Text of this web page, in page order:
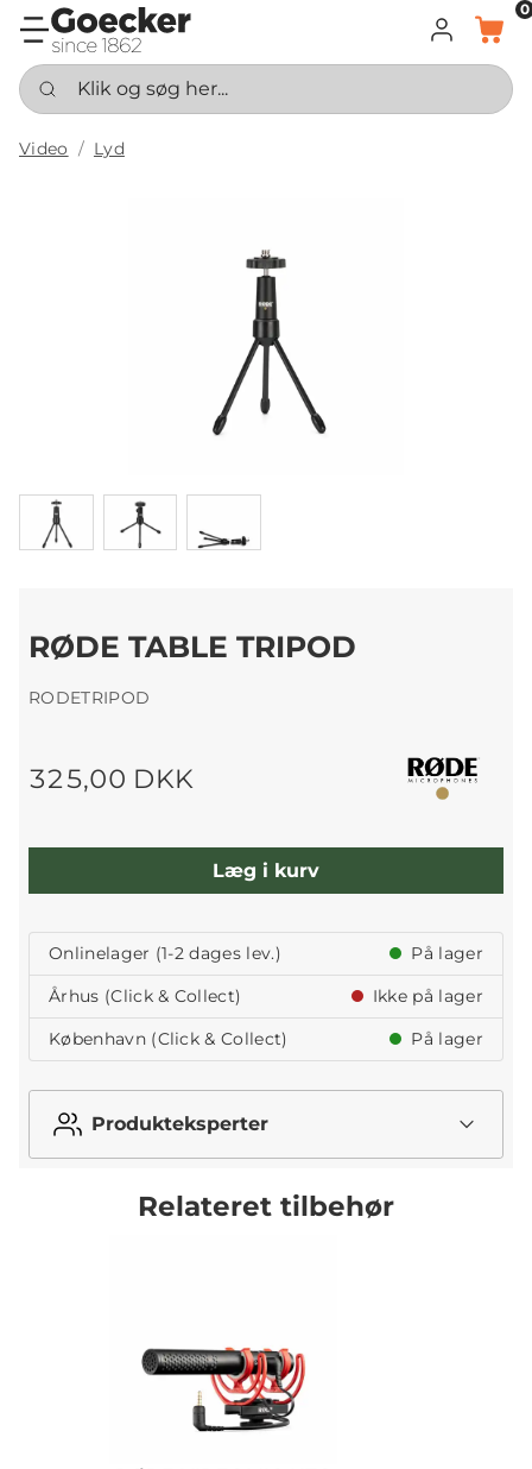
LOG INDKURV
0
Klik og søg her...
Video Lyd
RØDE TABLE TRIPOD
RODETRIPOD
325,00 DKK
Læg i kurv
Onlinelager (1-2 dages lev.)
På lager
Århus (Click & Collect)
Ikke på lager
København (Click & Collect)
På lager
Produkteksperter
Relateret tilbehør